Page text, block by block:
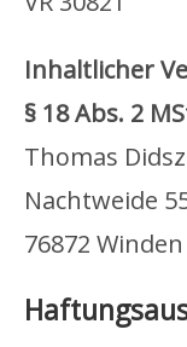
Inhaltlicher
§ 18 Abs. 2
Thomas
Nachtweide
76872 Winden